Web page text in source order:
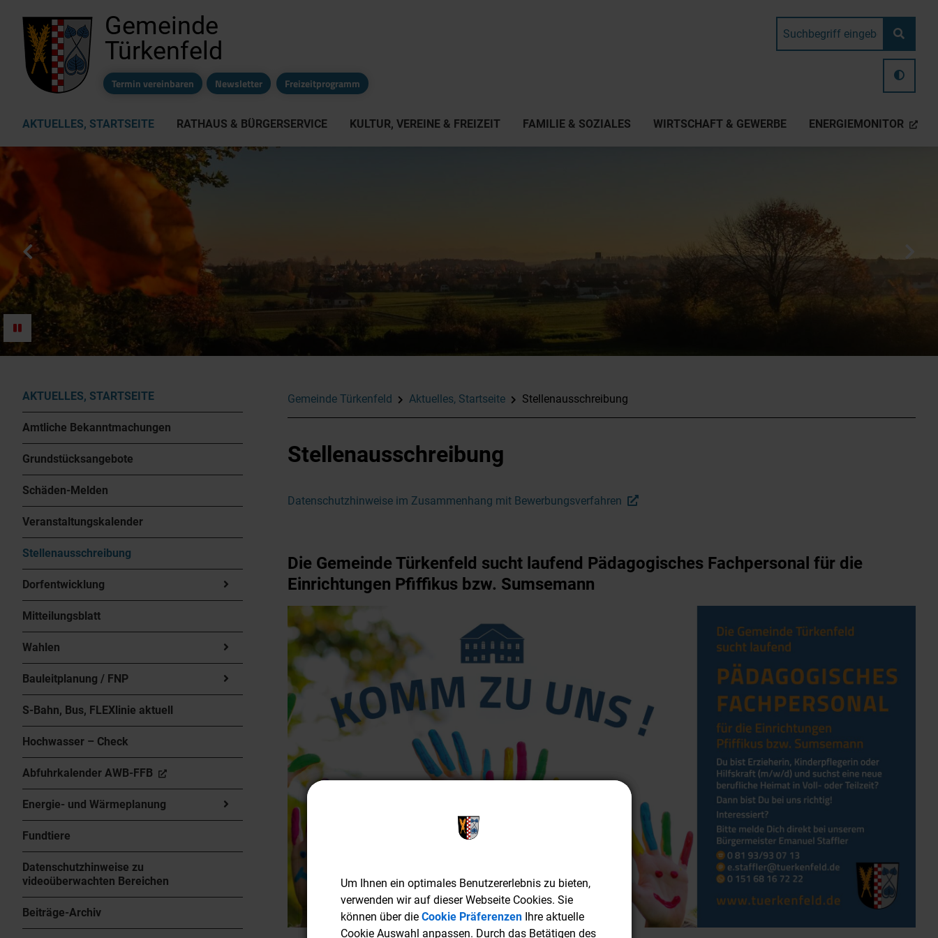
Gemeinde
Türkenfeld
AKTUELLES, STARTSEITE RATHAUS & BÜRGERSERVICE KULTUR, VEREINE & FREIZEIT FAMILIE & SOZIALES WIRTSCHAFT & GEWERBE ENERGIEMONITOR
Termin vereinbaren Newsletter Freizeitprogramm
AKTUELLES, STARTSEITE
Amtliche Bekanntmachungen
Grundstücksangebote
Schäden-Melden
Veranstaltungskalender
Stellenausschreibung
Dorfentwicklung
Mitteilungsblatt
Wahlen
Bauleitplanung / FNP
S-Bahn, Bus, FLEXlinie aktuell
Hochwasser – Check
Abfuhrkalender AWB-FFB
Energie- und Wärmeplanung
Fundtiere
Datenschutzhinweise zu
videoüberwachten Bereichen
Beiträge-Archiv
Gemeinde Türkenfeld Aktuelles, Startseite Stellenausschreibung
Stellenausschreibung
Datenschutzhinweise im Zusammenhang mit Bewerbungsverfahren
Die Gemeinde Türkenfeld sucht laufend Pädagogisches Fachpersonal für die
Einrichtungen Pfiffikus bzw. Sumsemann
Um Ihnen ein optimales Benutzererlebnis zu bieten,
verwenden wir auf dieser Webseite Cookies. Sie
können über die Cookie PräferenzenIhre aktuelle
Cookie Auswahl anpassen. Durch das Betätigen des
Um Ihnen ein optimales Benutzererlebnis zu bieten,
verwenden wir auf dieser Webseite Cookies. Sie
können über die Cookie PräferenzenIhre aktuelle
Cookie Auswahl anpassen. Durch das Betätigen des